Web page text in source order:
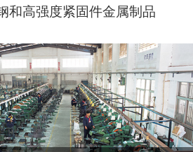
和高强度紧固件金属制品